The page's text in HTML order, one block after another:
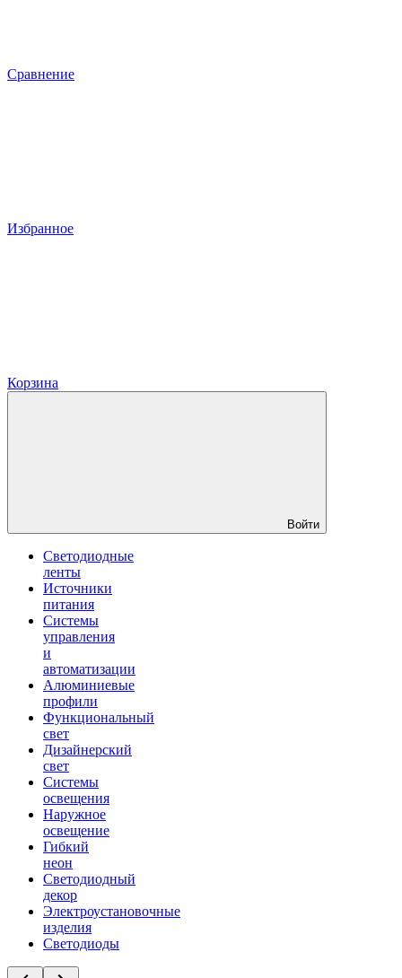
Сравнение
Избранное
Корзина
Войти
Светодиодные
ленты
Источники
питания
Системы
управления
и
автоматизации
Алюминиевые
профили
Функциональный
свет
Дизайнерский
свет
Системы
освещения
Наружное
освещение
Гибкий
неон
Светодиодный
декор
Электроустановочные
изделия
Светодиоды